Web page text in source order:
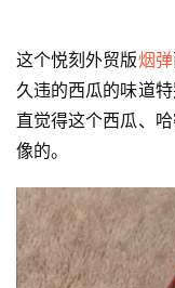
这个悦刻外贸版烟弹
久违的西瓜的味道
直觉得这个西瓜、
像的。